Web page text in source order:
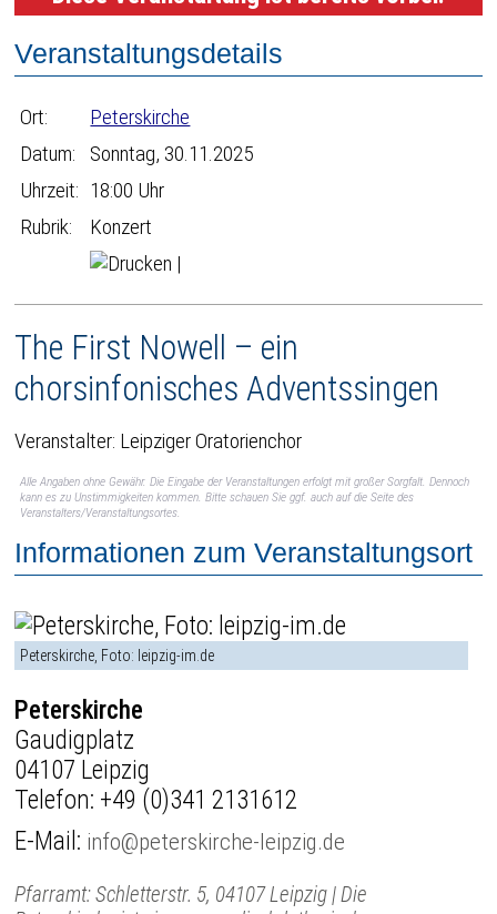
Veranstaltungsdetails
Ort:
Peterskirche
Datum:
Sonntag, 30.11.2025
Uhrzeit: 18:00 Uhr
Rubrik:
Konzert
|
The First Nowell – ein
chorsinfonisches Adventssingen
Veranstalter: Leipziger Oratorienchor
Alle Angaben ohne Gewähr. Die Eingabe der Veranstaltungen erfolgt mit großer Sorgfalt. Dennoch
kann es zu Unstimmigkeiten kommen. Bitte schauen Sie ggf. auch auf die Seite des
Veranstalters/Veranstaltungsortes.
Informationen zum Veranstaltungsort
Peterskirche, Foto: leipzig-im.de
Peterskirche
Gaudigplatz
04107 Leipzig
Telefon: +49 (0)341 2131612
E-Mail: info@peterskirche-leipzig.de
Pfarramt: Schletterstr. 5, 04107 Leipzig | Die